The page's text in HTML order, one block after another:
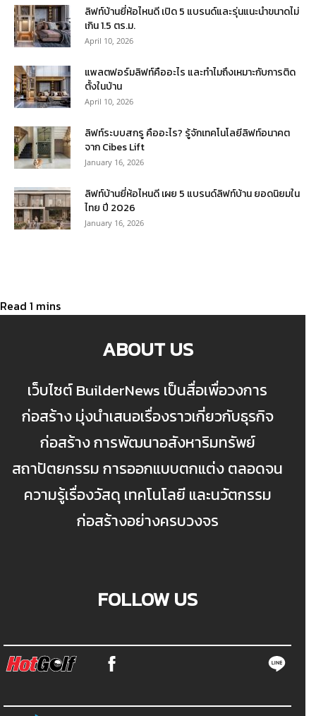
ลิฟท์บ้านยี่ห้อไหนดี เปิด 5 แบรนด์และรุ่นแนะนำขนาดไม่
เกิน 1.5 ตร.ม.
April 10, 2026
แพลตฟอร์มลิฟท์คืออะไร และทำไมถึงเหมาะกับการติด
ตั้งในบ้าน
April 10, 2026
ลิฟท์ระบบสกรู คืออะไร? รู้จักเทคโนโลยีลิฟท์อนาคต
จาก Cibes Lift
January 16, 2026
ลิฟท์บ้านยี่ห้อไหนดี เผย 5 แบรนด์ลิฟท์บ้าน ยอดนิยมใน
ไทย ปี 2026
January 16, 2026
ABOUT US
เว็บไซต์ BuilderNews เป็นสื่อเพื่อวงการ
ก่อสร้าง มุ่งนำเสนอเรื่องราวเกี่ยวกับธุรกิจ
ก่อสร้าง การพัฒนาอสังหาริมทรัพย์
สถาปัตยกรรม การออกแบบตกแต่ง ตลอดจน
ความรู้เรื่องวัสดุ เทคโนโลยี และนวัตกรรม
ก่อสร้างอย่างครบวงจร
FOLLOW US